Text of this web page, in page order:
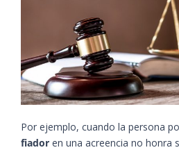
Por ejemplo, cuando la persona
fiador en una acreencia no honra